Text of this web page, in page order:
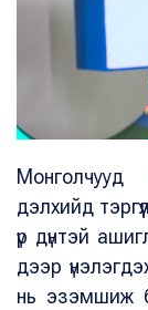
дэлхийд
үр дүнтэй
дээр
нь эзэмшиж